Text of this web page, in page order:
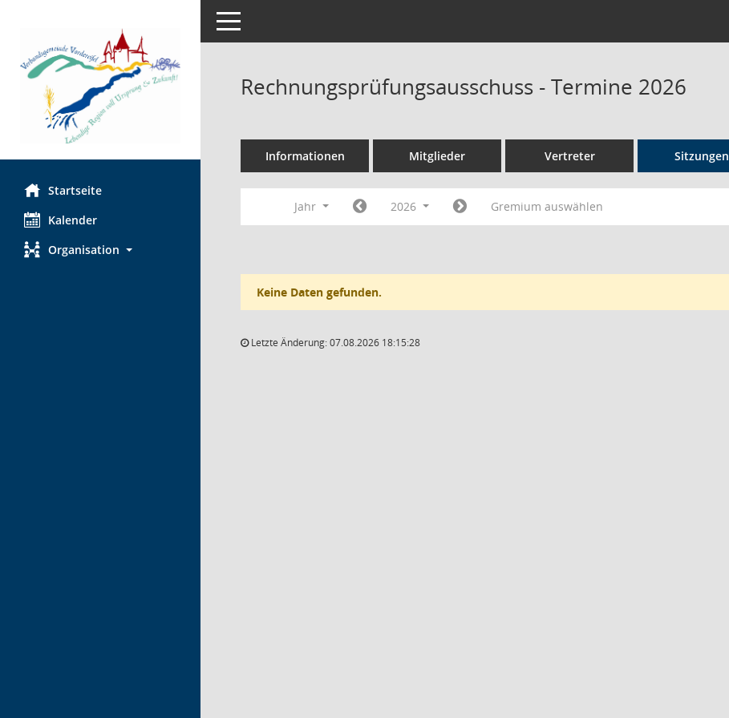
Startseite
Kalender
Organisation
Toggle navigation
Rechnungsprüfungsausschuss - Termine 2026
Informationen Mitglieder Vertreter Sitzungen
Jahr 2026 Gremium auswählen
Keine Daten gefunden.
Letzte Änderung: 07.08.2026 18:15:28